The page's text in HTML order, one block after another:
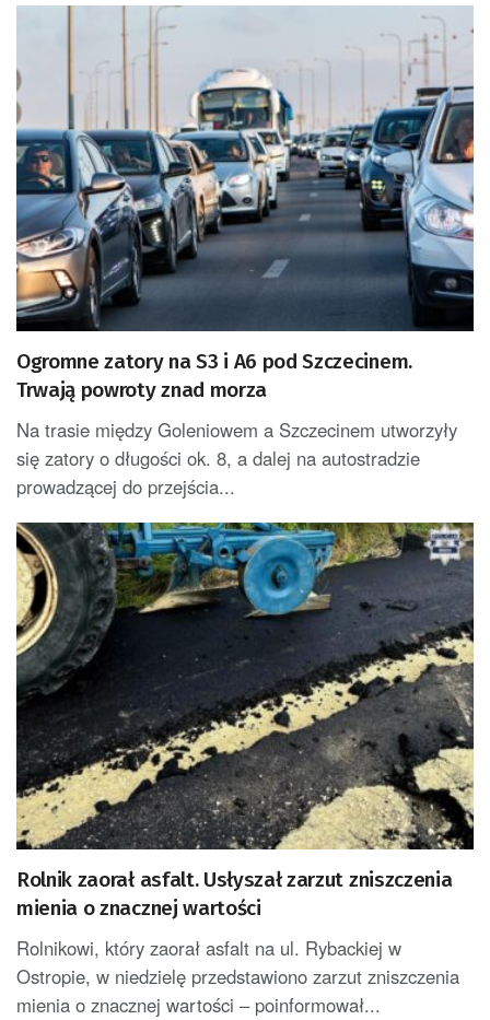
Ogromne zatory na S3 i A6 pod Szczecinem.
Trwają powroty znad morza
Na trasie między Goleniowem a Szczecinem utworzyły
się zatory o długości ok. 8, a dalej na autostradzie
prowadzącej do przejścia...
Rolnik zaorał asfalt. Usłyszał zarzut zniszczenia
mienia o znacznej wartości
Rolnikowi, który zaorał asfalt na ul. Rybackiej w
Ostropie, w niedzielę przedstawiono zarzut zniszczenia
mienia o znacznej wartości – poinformował...